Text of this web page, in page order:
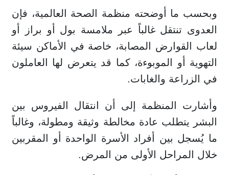
وبحسب ما أوضحته منظمة الصحة العالمية، فإن
العدوى تنتقل غالباً عبر ملامسة بول أو براز أو
لعاب القوارض المصابة، خاصة في الأماكن سيئة
التهوية أو الموبوءة، كما قد يتعرض لها العاملون
في الزراعة والغابات.
وأشارت المنظمة إلى أن انتقال الفيروس بين
البشر يتطلب عادة مخالطة وثيقة ومطولة، وغالباً
ما يُسجل بين أفراد الأسرة الواحدة أو المقربين
خلال المراحل الأولى من المرض.